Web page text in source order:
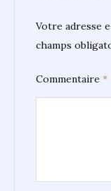
Votre adresse
champs
Commentaire *